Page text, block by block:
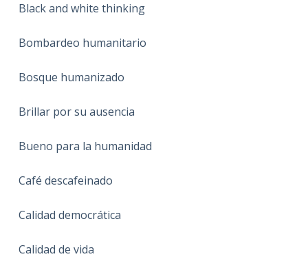
Black and white thinking
Bombardeo humanitario
Bosque humanizado
Brillar por su ausencia
Bueno para la humanidad
Café descafeinado
Calidad democrática
Calidad de vida